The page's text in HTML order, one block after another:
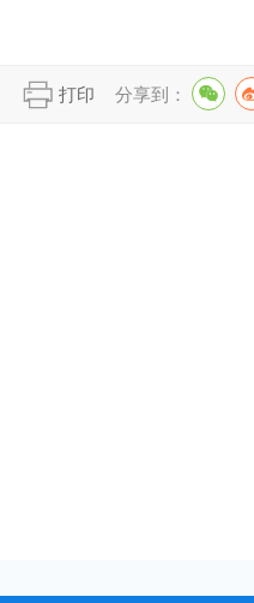
打印 分享到：